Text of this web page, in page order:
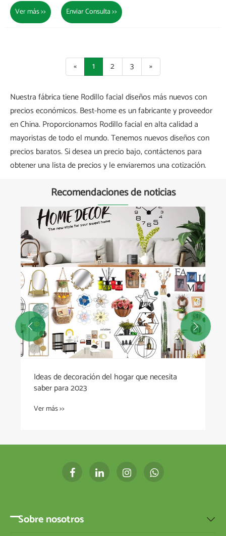
Ver más >> Enviar Consulta >>
« 1 2 3 »
Nuestra fábrica tiene Rodillo facial diseños más nuevos con
precios económicos. Best-home es un fabricante y proveedor
en China. Proporcionamos Rodillo facial en alta calidad a
mayoristas de todo el mundo. Tenemos nuevos diseños con
precios baratos. Si desea un precio bajo, contáctenos para
obtener una lista de precios y le enviaremos una cotización.
Recomendaciones de noticias
Ideas de decoración del hogar que necesita
saber para 2023
Ver más >>
 
Sobre nosotros 